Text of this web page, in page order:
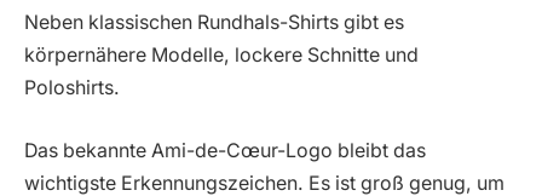
Neben klassischen Rundhals-Shirts gibt es
körpernähere Modelle, lockere Schnitte und
Poloshirts.
Das bekannte Ami-de-Cœur-Logo bleibt das
wichtigste Erkennungszeichen. Es ist groß genug, um